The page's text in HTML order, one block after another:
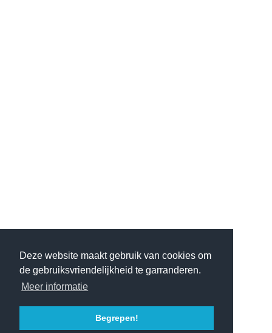
Deze website maakt gebruik van cookies om
de gebruiksvriendelijkheid te garranderen.
Meer informatie
Begrepen!